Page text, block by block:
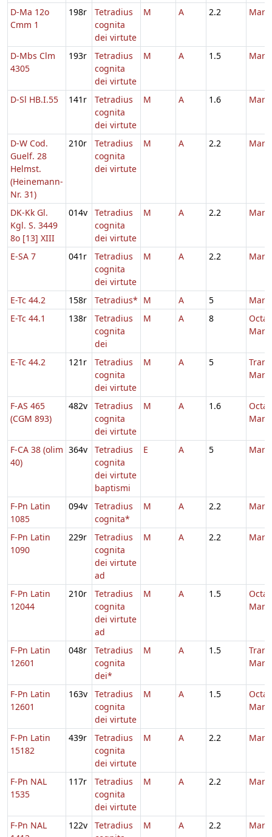
D-Ma 12o
Cmm 1
198r
Tetradius
cognita
dei virtute
M A 2.2
D-Mbs Clm
4305
193r
Tetradius
cognita
dei virtute
M A 1.5
D-Sl HB.I.55 141r
Tetradius
cognita
dei virtute
M A 1.6
D-W Cod.
Guelf. 28
Helmst.
(Heinemann-
Nr. 31)
210r
Tetradius
cognita
dei virtute
M A 2.2
DK-Kk Gl.
Kgl. S. 3449
8o [13] XIII
014v
Tetradius
cognita
dei virtute
M A 2.2
E-SA 7 041r
Tetradius
cognita
dei virtute
M A 2.2
E-Tc 44.2 158r Tetradius* M A 5
E-Tc 44.1
138r
Tetradius
cognita
dei
M A 8
E-Tc 44.2 121r
Tetradius
cognita
dei virtute
M A 5
F-AS 465
(CGM 893)
482v
Tetradius
cognita
dei virtute
M A 1.6
F-CA 38 (olim
40)
364v
Tetradius
cognita
dei virtute
baptismi
E A 5
F-Pn Latin
1085
094v
Tetradius
cognita*
M A 2.2
F-Pn Latin
1090
229r
Tetradius
cognita
dei virtute
ad
M A 2.2
F-Pn Latin
12044
210r
Tetradius
cognita
dei virtute
ad
M A 1.5
F-Pn Latin
12601
048r
Tetradius
cognita
dei*
M A 1.5
F-Pn Latin
12601
163v
Tetradius
cognita
dei virtute
M A 1.5
F-Pn Latin
15182
439r
Tetradius
cognita
dei virtute
M A 2.2
F-Pn NAL
1535
117r
Tetradius
cognita
dei virtute
M A 2.2
F-Pn NAL
122v
Tetradius
M A 2.2